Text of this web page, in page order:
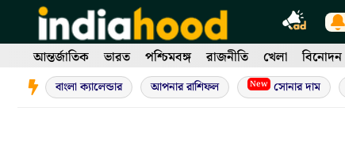
contentআন্তর্জাতিক ভারত পশ্চিমবঙ্গ রাজনীতি খেলা বিনোদন
বাংলা ক্যালেন্ডার আপনার রাশিফল New সোনার দাম